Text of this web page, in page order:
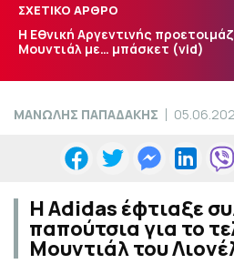
ΣΧΕΤΙΚΟ ΑΡΘΡΟ
Η Εθνική Αργεντινής
Μουντιάλ με… μπάσκετ (vid)
ΜΑΝΩΛΗΣ ΠΑΠΑΔΑΚΗΣ
Η Adidas έφτιαξε
παπούτσια για το
Μουντιάλ του